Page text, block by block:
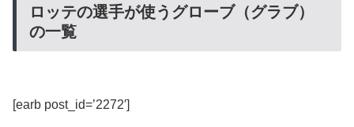
ロッテの選手が使うグローブ（グラブ）
の一覧
[earb post_id=’2272′]